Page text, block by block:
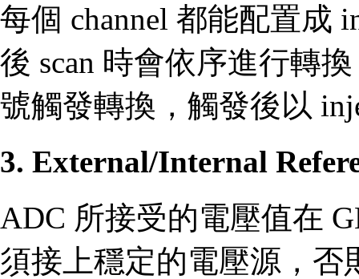
每個 channel 都能配置成
後 scan 時會依序進行轉
號觸發轉換，觸發後以
3. External/Internal
ADC 所接受的電壓值在
須接上穩定的電壓源，否